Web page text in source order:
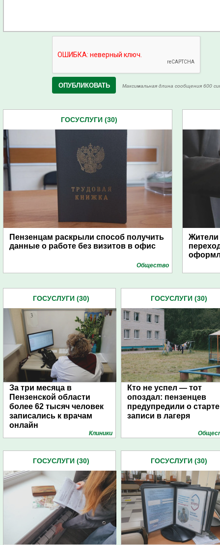
Максимальная длина сообщения 600
ГОСУСЛУГИ (30)
Пензенцам раскрыли способ получить
данные о работе без визитов в офис
Общество
Жители
ГОСУСЛУГИ (30)
За три месяца в
Пензенской области
более 62 тысяч человек
записались к врачам
онлайн
Клиники
ГОСУСЛУГИ (30)
Кто не успел — тот
опоздал: пензенцев
предупредили о старте
записи в лагеря
ГОСУСЛУГИ (30) ГОСУСЛУГИ (30)